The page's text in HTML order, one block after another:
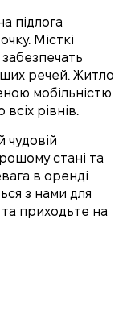
підлога
Місткі
речей. Житло
мобільністю
рівнів.
чудовій
стані та
в оренді
з нами для
приходьте на